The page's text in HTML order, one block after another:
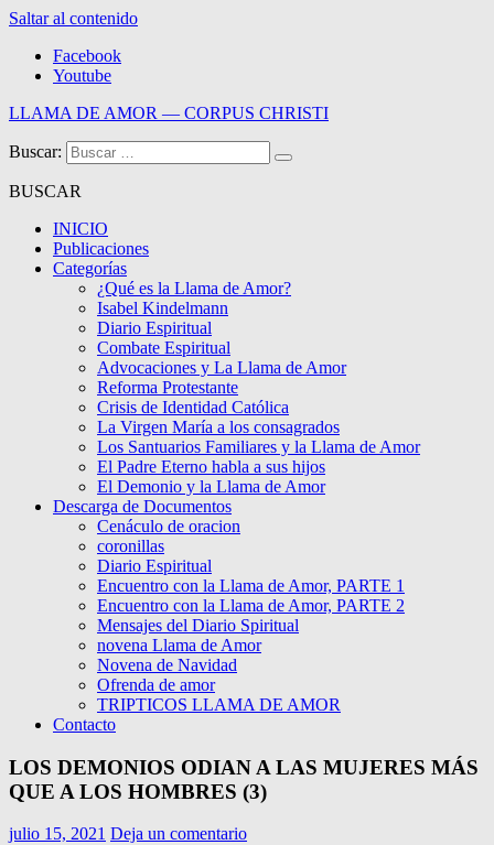
Saltar al contenido
Facebook
Youtube
LLAMA DE AMOR — CORPUS CHRISTI
Blog de la Llama de Amor
Buscar:
BUSCAR
INICIO
Publicaciones
Categorías
¿Qué es la Llama de Amor?
Isabel Kindelmann
Diario Espiritual
Combate Espiritual
Advocaciones y La Llama de Amor
Reforma Protestante
Crisis de Identidad Católica
La Virgen María a los consagrados
Los Santuarios Familiares y la Llama de Amor
El Padre Eterno habla a sus hijos
El Demonio y la Llama de Amor
Descarga de Documentos
Cenáculo de oracion
coronillas
Diario Espiritual
Encuentro con la Llama de Amor, PARTE 1
Encuentro con la Llama de Amor, PARTE 2
Mensajes del Diario Spiritual
novena Llama de Amor
Novena de Navidad
Ofrenda de amor
TRIPTICOS LLAMA DE AMOR
Contacto
LOS DEMONIOS ODIAN A LAS MUJERES MÁS
QUE A LOS HOMBRES (3)
julio 15, 2021 Deja un comentario